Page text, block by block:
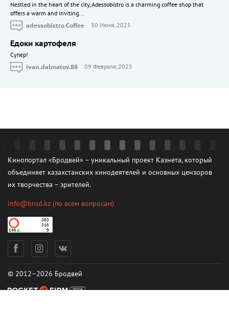
Nestled in the heart of the city, Adessobistro is a charming coffee shop that
offers a warm and inviting...
adessobistro Coffee
30 Июня, 2025
Едоки картофеля
Cупер!
ivan.dalmatov.88
09 Февраля, 2025
Кинопортал «Бродвей» – уникальный проект Казнета, который
объединяет казахстанских кинодеятелей и основных цензоров
их творчества – зрителей.
info@brod.kz (по всем вопросам)
© 2012–2026 Бродвей